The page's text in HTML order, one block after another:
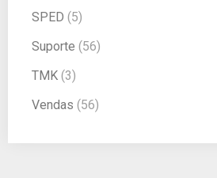
SPED (5)
Suporte (56)
TMK (3)
Vendas (56)